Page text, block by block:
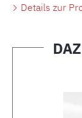
Details zur